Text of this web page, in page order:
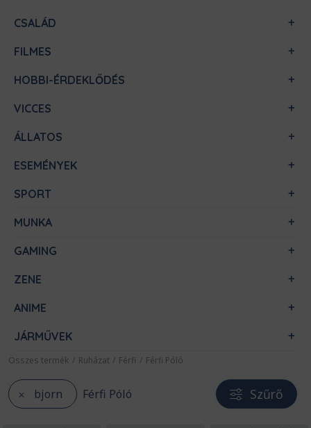
CSALÁD
FILMES
HOBBI-ÉRDEKLŐDÉS
VICCES
ÁLLATOS
ESEMÉNYEK
SPORT
MUNKA
GAMING
ZENE
ANIME
JÁRMŰVEK
Összes termék / Ruházat / Férfi / Férfi Póló
bjorn Férfi Póló Szűrő